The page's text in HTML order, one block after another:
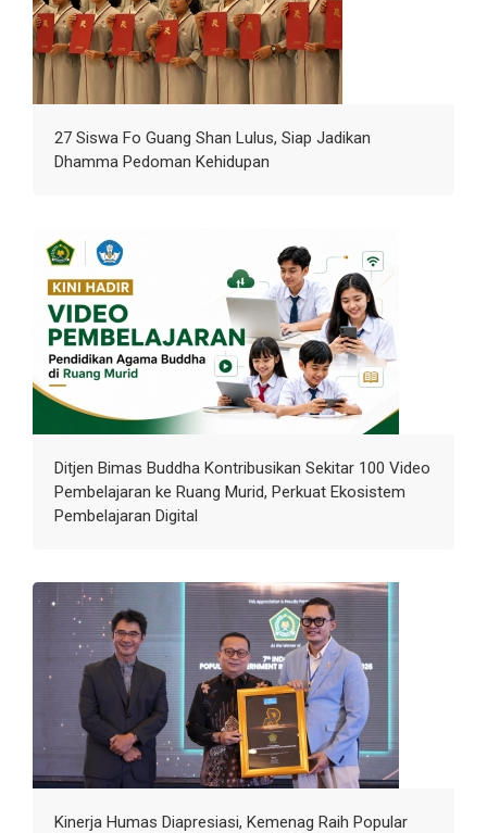
27 Siswa Fo Guang Shan Lulus, Siap Jadikan
Dhamma Pedoman Kehidupan
Ditjen Bimas Buddha Kontribusikan Sekitar 100 Video
Pembelajaran ke Ruang Murid, Perkuat Ekosistem
Pembelajaran Digital
Kinerja Humas Diapresiasi, Kemenag Raih Popular